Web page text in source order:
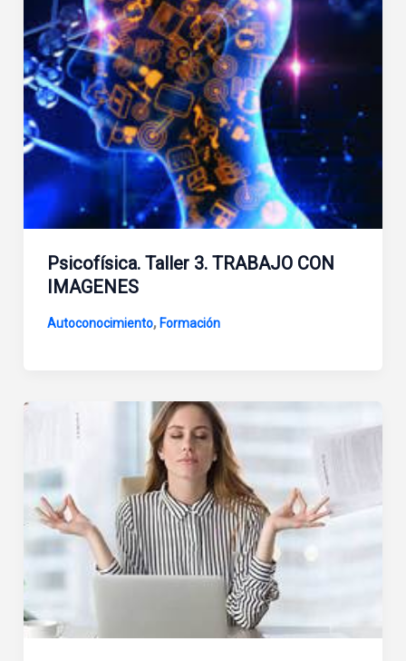
Psicofísica. Taller 3. TRABAJO CON
IMAGENES
Autoconocimiento, Formación